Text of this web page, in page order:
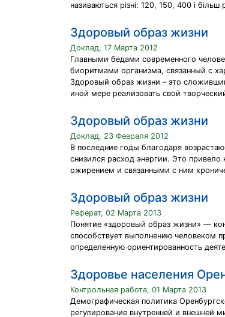
називаються різні: 120, 150, 400 і
Здоровый образ жизни
Доклад, 17 Марта 2012
Главными бедами современного
биоритмами организма, связанный с
Здоровый образ жизни – это
иной мере реализовать свой
Здоровый образ жизни
Доклад, 23 Февраля 2012
В последние годы благодаря
снизился расход энергии. Это
ожирением и связанными с ним
Здоровый образ жизни
Реферат, 02 Марта 2013
Понятие «здоровый образ жизни» —
способствует выполнению человеком
определенную ориентированность
Здоровье населения
Контрольная работа, 01 Марта 2013
Демографическая политика
регулирование внутренней и внешней